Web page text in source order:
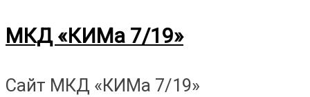
Перейти
содержимому
МКД «КИМа 7/19»
Сайт МКД «КИМа 7/19»